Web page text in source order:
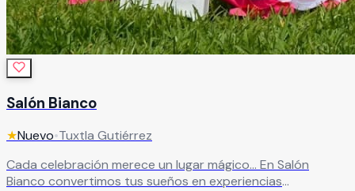
Salón Bianco
★Nuevo•Tuxtla Gutiérrez
Cada celebración merece un lugar mágico… En Salón
Bianco convertimos tus sueños en experiencias